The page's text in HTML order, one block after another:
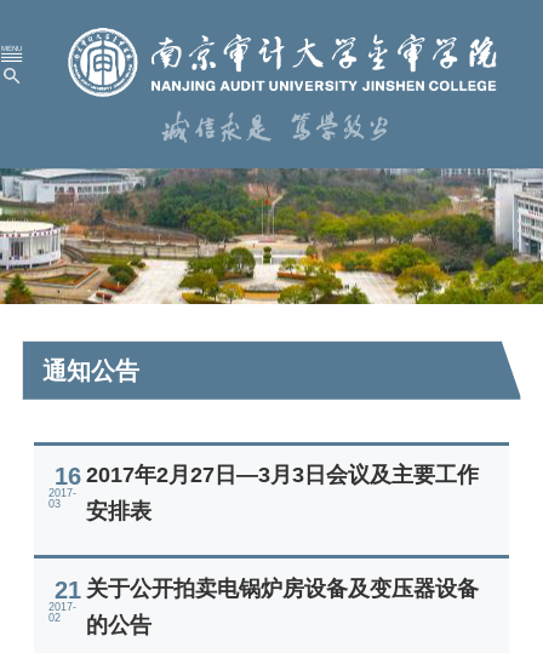
学校概况
机构设置
人才培养
科学研究
招生就业
校园服务
信息公开
意见快递站
通知公告
16
2017-
03
2017年2月27日—3月3日会议及主要工作
安排表
21
2017-
02
关于公开拍卖电锅炉房设备及变压器设备
的公告